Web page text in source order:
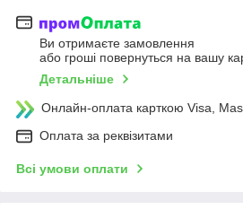
Ви отримаєте замовлення
або гроші повернуться на вашу
Детальніше
Онлайн-оплата карткою Visa,
Оплата за реквізитами
Всі умови оплати